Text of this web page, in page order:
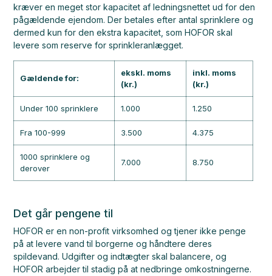
kræver en meget stor kapacitet af ledningsnettet ud for den
pågældende ejendom. Der betales efter antal sprinklere og
dermed kun for den ekstra kapacitet, som HOFOR skal
levere som reserve for sprinkleranlægget.
Gældende for:
ekskl. moms
(kr.)
inkl. moms
(kr.)
Under 100 sprinklere 1.000 1.250
Fra 100-999 3.500 4.375
1000 sprinklere og
derover
7.000 8.750
Det går pengene til
HOFOR er en non-profit virksomhed og tjener ikke penge
på at levere vand til borgerne og håndtere deres
spildevand. Udgifter og indtægter skal balancere, og
HOFOR arbejder til stadig på at nedbringe omkostningerne.